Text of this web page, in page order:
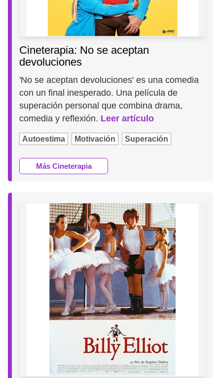
Cineterapia: No se aceptan
devoluciones
'No se aceptan devoluciones' es una comedia
con un final inesperado. Una película de
superación personal que combina drama,
comedia y reflexión. Leer artículo
Autoestima Motivación Superación
Más Cineterapia